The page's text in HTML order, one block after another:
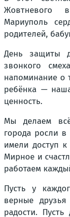
Жовтневого
Мариуполь
родителей,
День защиты
звонкого
напоминание о
ребёнка —
ценность.
Мы делаем
города росли в
имели доступ
Мирное и
работаем
Пусть у
верные
радости.